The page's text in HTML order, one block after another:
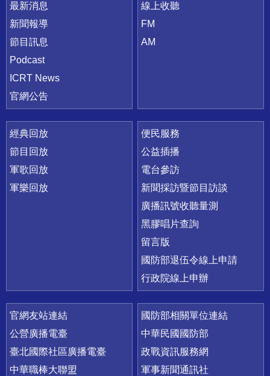
最新消息
新聞報導
節目訊息
Podcast
ICRT News
官網公告
線上收聽
FM
AM
經典回放
節目回放
軍歌回放
軍樂回放
便民服務
公益插播
電台參訪
新聞採訪暨節目訪談
廣播訊號收聽量測
黑膠唱片查詢
留言版
國防部退伍令線上申請
行政院線上申辦
官網友站連結
公營廣播電臺
臺北國際社區廣播電臺
中華職棒大聯盟
國防部相關單位連結
中華民國國防部
政戰資訊服務網
軍事新聞通訊社